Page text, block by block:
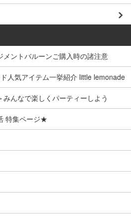
ントバルーンご購入時の諸注意
人気アイテム一挙紹介 little lemonade
んなで楽しくパーティーしよう
特集ページ★